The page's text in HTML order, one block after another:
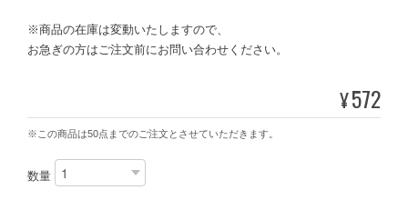
※商品の在庫は変動いたしますので、
お急ぎの方はご注文前にお問い合わせください。
¥572
※この商品は50点までのご注文とさせていただきます。
数量